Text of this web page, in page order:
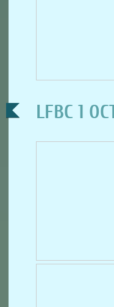
LFBC 1